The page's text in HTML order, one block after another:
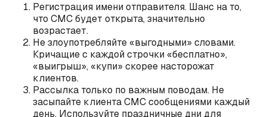
Регистрация имени отправителя. Шанс на то,
что СМС будет открыта, значительно
возрастает.
Не злоупотребляйте «выгодными» словами.
Кричащие с каждой строчки «бесплатно»,
«выигрыш», «купи» скорее насторожат
клиентов.
Рассылка только по важным поводам. Не
засыпайте клиента СМС сообщениями каждый
день. Используйте праздничные дни для